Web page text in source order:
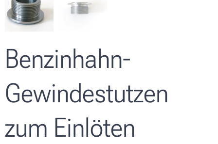
Benzinhahn-
Gewindestutzen
zum Einlöten